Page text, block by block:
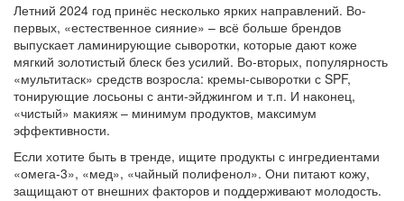
Летний 2024 год принёс несколько ярких направлений. Во-
первых, «естественное сияние» – всё больше брендов
выпускает ламинирующие сыворотки, которые дают коже
мягкий золотистый блеск без усилий. Во‑вторых, популярность
«мультитаск» средств возросла: кремы‑сыворотки с SPF,
тонирующие лосьоны с анти‑эйджингом и т.п. И наконец,
«чистый» макияж – минимум продуктов, максимум
эффективности.
Если хотите быть в тренде, ищите продукты с ингредиентами
«омега‑3», «мед», «чайный полифенол». Они питают кожу,
защищают от внешних факторов и поддерживают молодость.